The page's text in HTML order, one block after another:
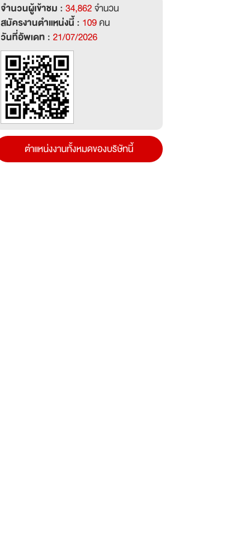
จำนวนผู้เข้าชม :34,862จำนวน
สมัครงานตำแหน่งนี้ : 109คน
วันที่อัพเดท :21/07/2026
ตำแหน่งงานทั้งหมดของบริษัทนี้